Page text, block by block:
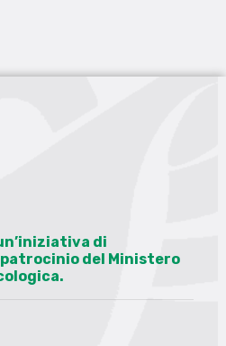
di
del Ministero